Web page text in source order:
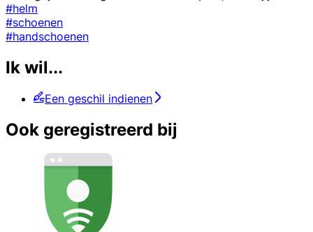
#helm
#schoenen
#handschoenen
Ik wil...
Een geschil indienen
Ook geregistreerd bij